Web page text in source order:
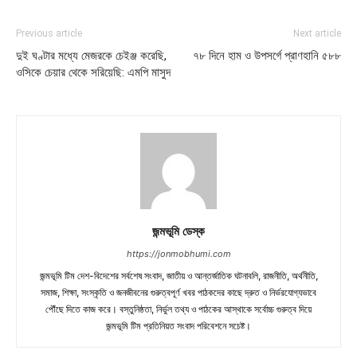
Previous article
দুই ঘণ্টার মধ্যে মেজরকে চেইঞ্জ করেছি,
ওসিকে চেয়ার থেকে সরিয়েছি: এমপি মাসুদ
Next article
৭৮ দিনে হাম ও উপসর্গে প্রাণহানি ৫৮৮
জন্মভূমি ডেস্ক
https://jonmobhumi.com
জন্মভূমি টিম দেশ-বিদেশের সর্বশেষ সংবাদ, জাতীয় ও আন্তর্জাতিক ঘটনাবলি, রাজনীতি, অর্থনীতি,
সমাজ, শিক্ষা, সংস্কৃতি ও জনজীবনের গুরুত্বপূর্ণ খবর পাঠকদের কাছে দ্রুত ও নির্ভরযোগ্যভাবে
পৌঁছে দিতে কাজ করে। বস্তুনিষ্ঠতা, নির্ভুল তথ্য ও পাঠকের আস্থাকে সর্বোচ্চ গুরুত্ব দিয়ে
জন্মভূমি টিম প্রতিনিয়ত সংবাদ পরিবেশনে সচেষ্ট।